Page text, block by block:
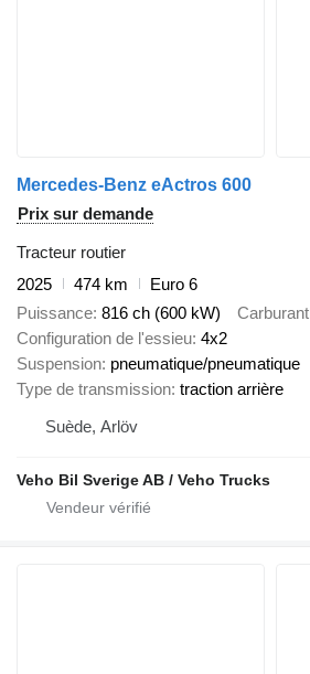
Mercedes-Benz eActros 600
Prix sur demande
Tracteur routier
2025
474 km
Euro 6
Puissance 816 ch (600 kW) Carburant
Configuration de l'essieu 4x2
Suspension pneumatique/pneumatique
Type de transmission traction arrière
Suède, Arlöv
Veho Bil Sverige AB / Veho Trucks